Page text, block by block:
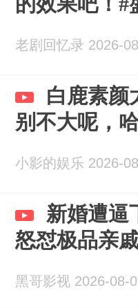
老剧回忆录 2026-
白鹿素颜
别不大呢，
小影的娱乐 2026-
新婚遭逼
怒怼极品亲
黑哥影视 2026-08-